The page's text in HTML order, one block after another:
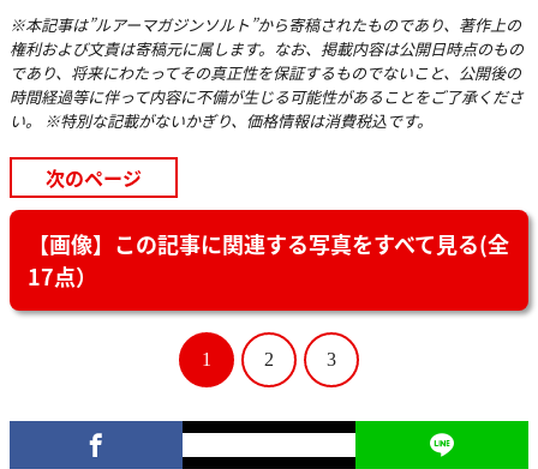
※本記事は”ルアーマガジンソルト”から寄稿されたものであり、著作上の
権利および文責は寄稿元に属します。なお、掲載内容は公開日時点のもの
であり、将来にわたってその真正性を保証するものでないこと、公開後の
時間経過等に伴って内容に不備が生じる可能性があることをご了承くださ
い。 ※特別な記載がないかぎり、価格情報は消費税込です。
次のページ
【画像】この記事に関連する写真をすべて見る(全
17点）
1 2 3